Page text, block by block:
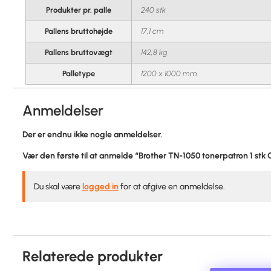
Produkter pr. palle 240 stk
Pallens bruttohøjde 17,1 cm
Pallens bruttovægt 142,8 kg
Palletype 1200 x 1000 mm
Anmeldelser
Der er endnu ikke nogle anmeldelser.
Vær den første til at anmelde “Brother TN-1050 tonerpatron 1 stk
Du skal være logged infor at afgive en anmeldelse.
Relaterede produkter